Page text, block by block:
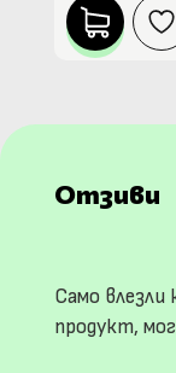
Отзиви
Само
продукт,